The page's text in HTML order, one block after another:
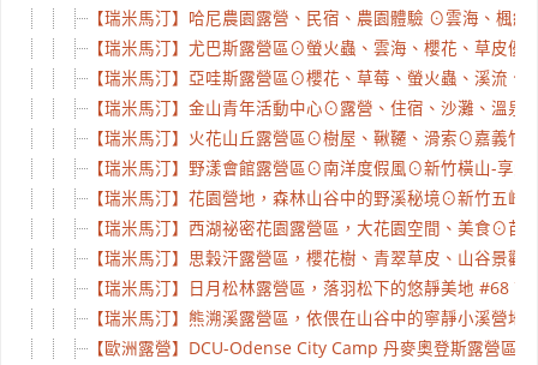
【瑞米馬汀】哈尼農園露營、民宿、農園體驗 ⊙雲海、楓
【瑞米馬汀】尤巴斯露營區⊙螢火蟲、雲海、櫻花、草皮優
【瑞米馬汀】亞哇斯露營區⊙櫻花、草莓、螢火蟲、溪流、
【瑞米馬汀】金山青年活動中心⊙露營、住宿、沙灘、溫泉
【瑞米馬汀】火花山丘露營區⊙樹屋、鞦韆、滑索⊙嘉義竹
【瑞米馬汀】野漾會館露營區⊙南洋度假風⊙新竹橫山-享受
【瑞米馬汀】花園營地，森林山谷中的野溪秘境⊙新竹五峰
【瑞米馬汀】西湖祕密花園露營區，大花園空間、美食⊙苗
【瑞米馬汀】思穀汗露營區，櫻花樹、青翠草皮、山谷景觀
【瑞米馬汀】日月松林露營區，落羽松下的悠靜美地 #68 南
【瑞米馬汀】熊溯溪露營區，依偎在山谷中的寧靜小溪營地
【歐洲露營】DCU-Odense City Camp 丹麥奧登斯露營區